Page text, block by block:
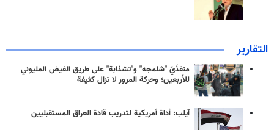
التقارير
منفذَيّ "شلمجه" و"تشذابة" على طريق الفيض المليوني
للأربعين؛ وحركة المرور لا تزال كثيفة
آيلب: أداة أمريكية لتدريب قادة العراق المستقبليين